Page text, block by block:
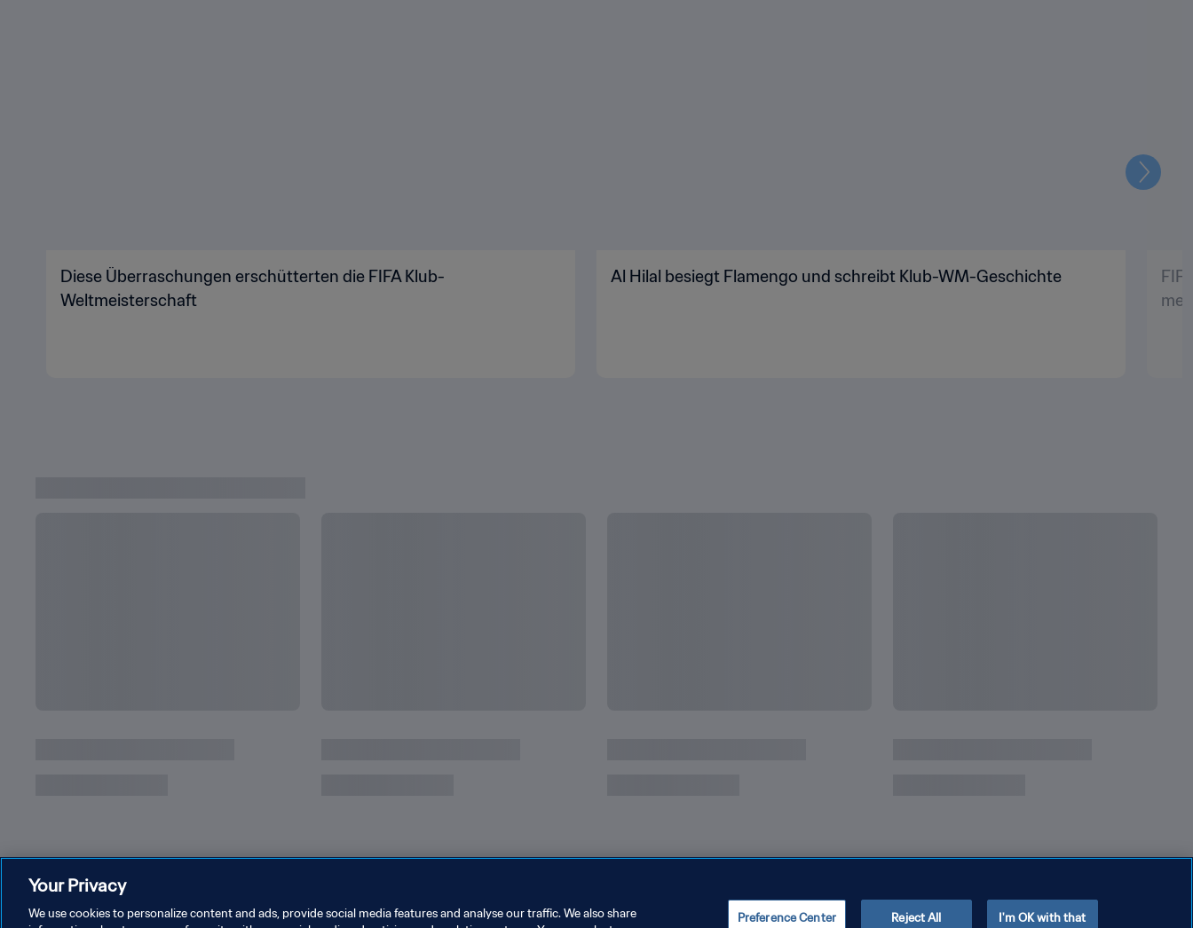
Diese Überraschungen erschütterten die FIFA Klub-
Weltmeisterschaft
Al Hilal besiegt Flamengo und schreibt Klub-WM-Geschichte
Weiter
Your Privacy
We use cookies to personalize content and ads, provide social media features and analyse our traffic. We also share
Preference Center Reject All I'm OK with that